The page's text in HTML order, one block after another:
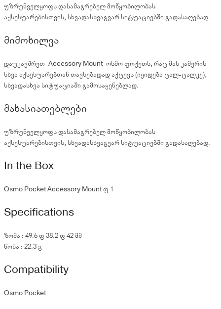
უზრუნველყოფს დასამაგრებელ მოწყობილობას
აქსესუარებისთვის, სხვადასხვაგვარ სიტუაციებში გადასაღებად.
მიმოხილვა
დაუკავშრეთ Accessory Mount ოსმო ფოქეთს, რაც მას კამერის
სხვა აქსესუარებთან თავსებადად აქცევს (იყიდება ცალ-ცალკე),
სხვადასხვა სიტუაციაში გამოსაყენებლად.
მახასიათებლები
უზრუნველყოფს დასამაგრებელ მოწყობილობას
აქსესუარებისთვის, სხვადასხვაგვარ სიტუაციებში გადასაღებად.
In the Box
Osmo Pocket Accessory Mount × 1
Specifications
ზომა : 49.6 × 38.2 × 42 მმ
წონა : 22.3 გ
Compatibility
Osmo Pocket